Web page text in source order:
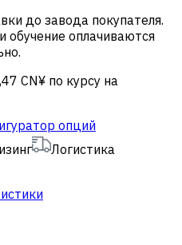
до завода покупателя.
обучение оплачиваются
CN¥ по курсу на
опций
Логистика